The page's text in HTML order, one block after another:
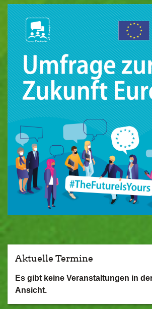
Aktuelle Termine
Es gibt keine Veranstaltungen in
Ansicht.